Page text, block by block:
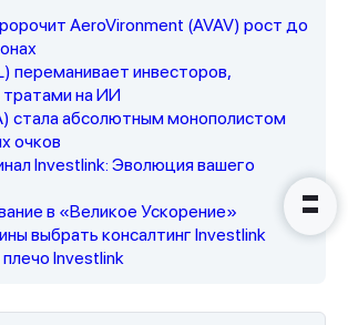
AeroVironment (AVAV) рост до
переманивает инвесторов,
тратами на ИИ
стала абсолютным монополистом
очков
Investlink: Эволюция вашего
в «Великое Ускорение»
выбрать консалтинг Investlink
Investlink
консультанты свяжутся с
в ближайшее время